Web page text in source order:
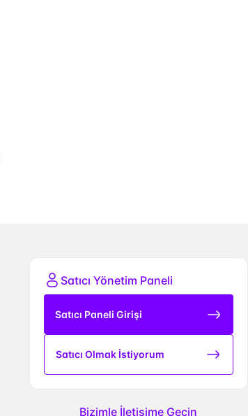
Satıcı Yönetim Paneli
Satıcı Paneli Girişi
Satıcı Olmak İstiyorum
Bizimle İletişime Geçin